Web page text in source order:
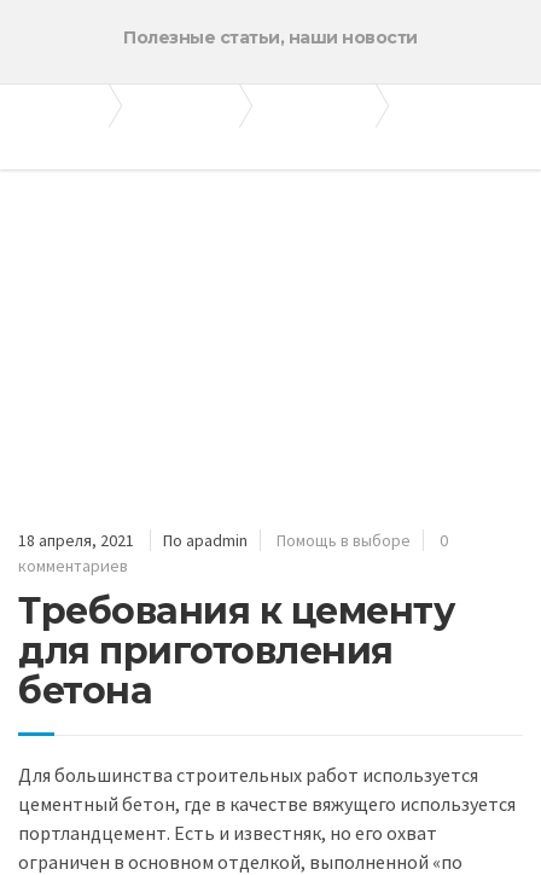
Полезные статьи, наши новости
18 апреля, 2021 По apadmin Помощь в выборе
0
комментариев
Требования к цементу
для приготовления
бетона
Для большинства строительных работ используется
цементный бетон, где в качестве вяжущего используется
портландцемент. Есть и известняк, но его охват
ограничен в основном отделкой, выполненной «по